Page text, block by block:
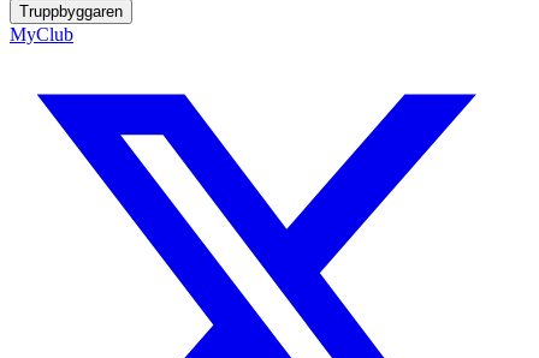
Truppbyggaren
MyClub